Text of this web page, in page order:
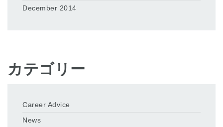
December 2014
カテゴリー
Career Advice
News